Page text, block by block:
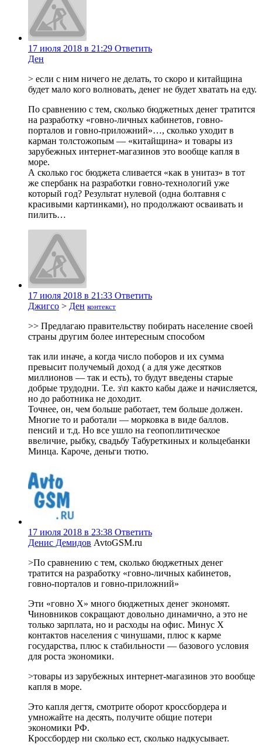
17 июля 2018 в 21:29 Ответить
Ден
> если с ним ничего не делать, то скоро и китайщина
будет мало кого волновать, денег не будет хватать на еду.
По сравнению с тем, сколько бюджетных денег тратится
на разработку «говно-личных кабинетов, говно-
порталов и говно-приложний»…, сколько уходит в
карман толстожопым — «китайщина» и товары из
зарубежных интернет-магазинов это вообще капля в
море.
А сколько гос бюджета сливается «как в унитаз» в тот
же спербанк на разработки говно-технологий уже
который год? Результат нулевой (одна болтавня с
красивыми картинками), но продолжают осваивать и
пилить…
17 июля 2018 в 21:33 Ответить
Джигсо > Ден контекст
>> Предлагаю правительству побирать население своей
страны другим более интересным способом
так или иначе, а когда число поборов и их сумма
превысит получемый доход ( а для уже десятков
миллионов — так и есть), то будут введены старые
добрые трудодни. Т.е. з\п както кабы даже и начисляется,
но до работника не доходит.
Точнее, он, чем больше работает, тем больше должен.
Многие то и работали — морковка в виде баллов.
пенсий и т.д. Но все ушло на геопоплитическое
ввеличие, рыбку, свадьбу Табуреткиных и кольцебанки
Минца. Кароче, деньги тютю.
17 июля 2018 в 23:38 Ответить
Денис Демидов AvtoGSM.ru
>По сравнению с тем, сколько бюджетных денег
тратится на разработку «говно-личных кабинетов,
говно-порталов и говно-приложний»
Эти «говно Х» много бюджетных денег экономят.
Чиновников сокращают довольно динамично, а это не
только зарплата, но и расходы на офис. Минус Х
контактов населения с чинушами, плюс к карме
государства, плюс к стабильности — базового условия
для роста экономики.
>товары из зарубежных интернет-магазинов это вообще
капля в море.
Это капля дегтя, смотрите оборот кроссбордера и
умножайте на десять, получите общие потери
экономики РФ.
Кроссбордер ни сколько ест, сколько надкусывает.